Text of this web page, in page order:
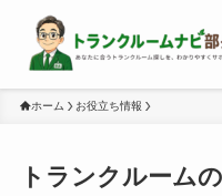
ホーム お役立ち情報
トランクルーム